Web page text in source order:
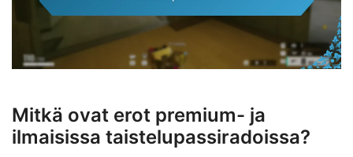
Mitkä ovat erot premium- ja
ilmaisissa taistelupassiradoissa?